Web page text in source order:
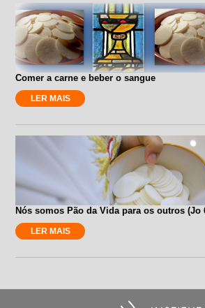
Comer a carne e beber o sangue
LER MAIS
Nós somos Pão da Vida para os outros (Jo
LER MAIS